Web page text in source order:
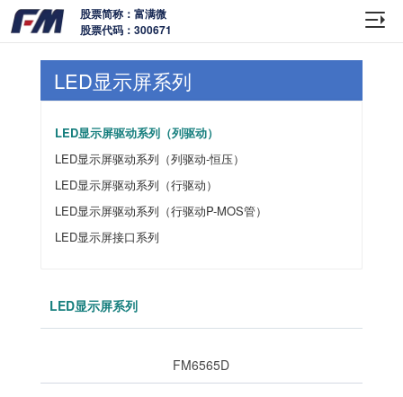
股票简称：富满微
股票代码：300671
LED显示屏系列
LED显示屏驱动系列（列驱动）
LED显示屏驱动系列（列驱动-恒压）
LED显示屏驱动系列（行驱动）
LED显示屏驱动系列（行驱动P-MOS管）
LED显示屏接口系列
LED显示屏系列
FM6565D